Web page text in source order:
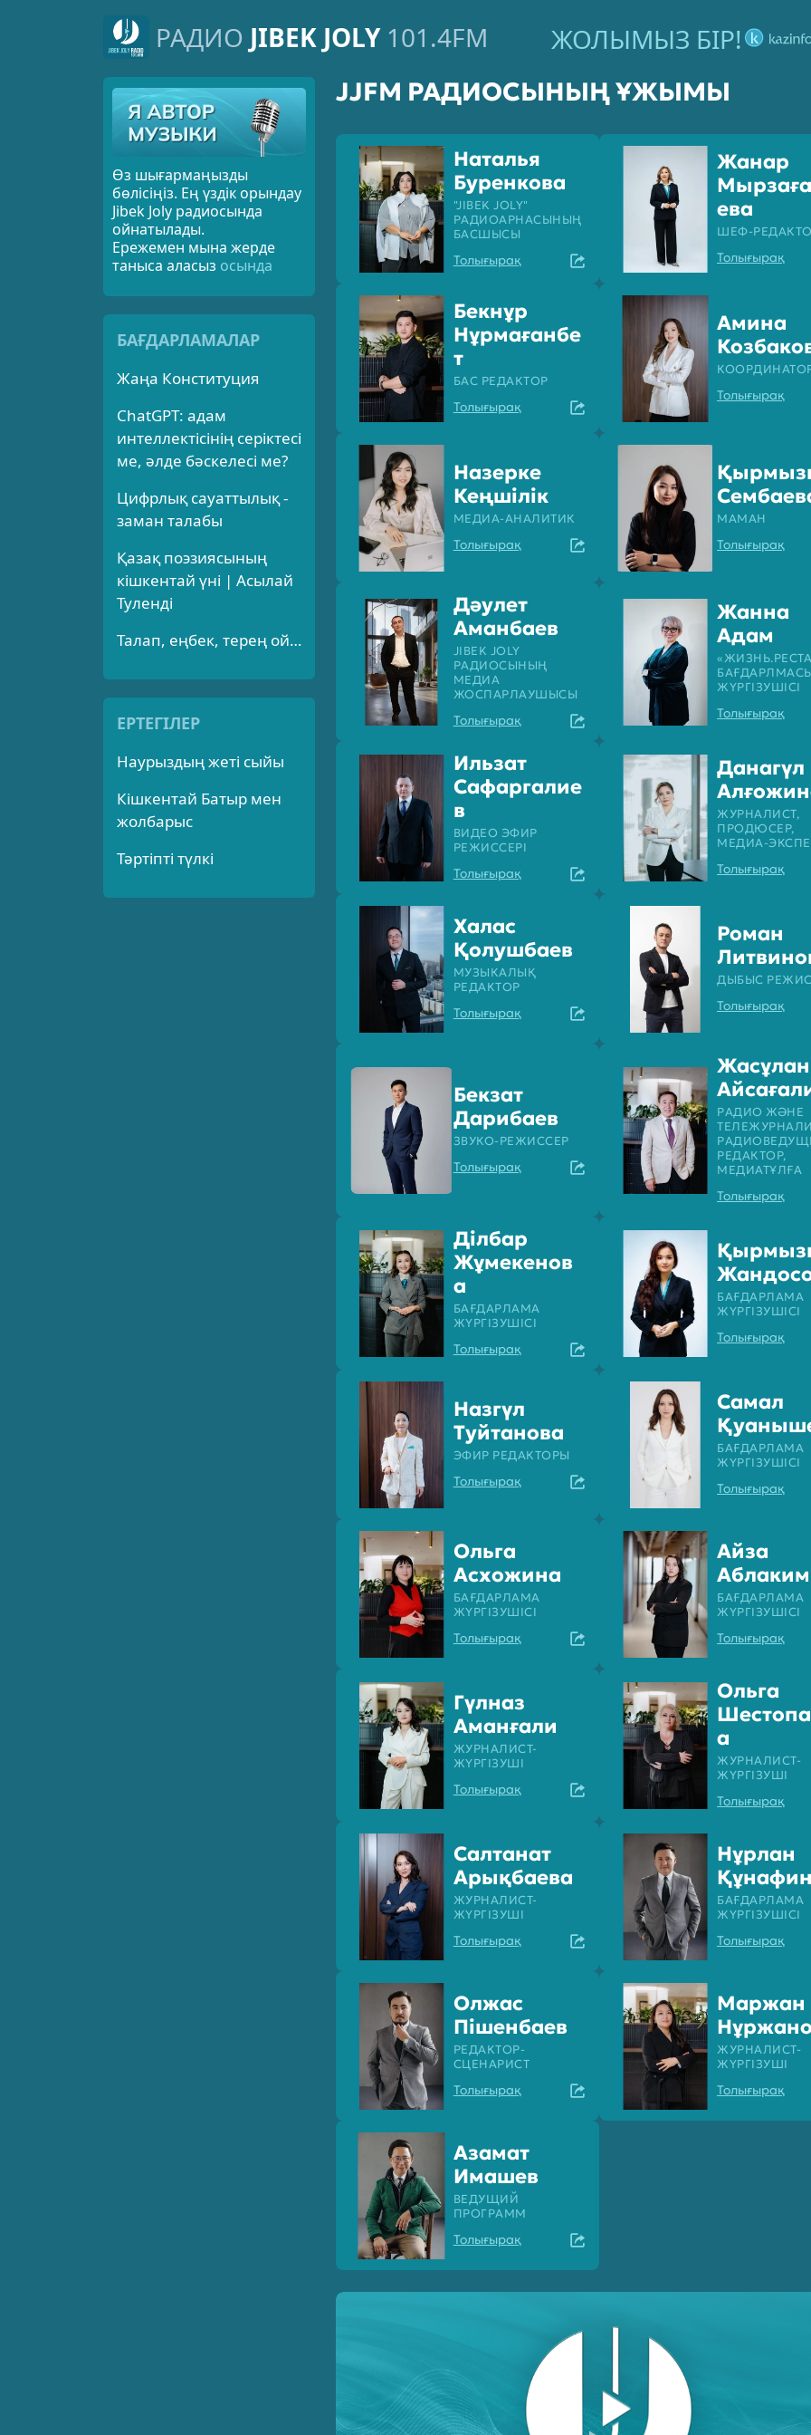
РАДИО JIBEK JOLY101.4FM ЖОЛЫМЫЗ БІР!
Өз шығармаңызды
бөлісіңіз. Ең үздік орындау
Jibek Joly радиосында
ойнатылады.
Ережемен мына жерде
таныса аласыз осында
БАҒДАРЛАМАЛАР
Жаңа Конституция
ChatGPT: адам
интеллектісінің серіктесі
ме, әлде бәскелесі ме?
Цифрлық сауаттылық -
заман талабы
Қазақ поэзиясының
кішкентай үні | Асылай
Туленді
Талап, еңбек, терең ой…
ЕРТЕГІЛЕР
Наурыздың жеті сыйы
Кішкентай Батыр мен
жолбарыс
Тәртіпті түлкі
JJFM РАДИОСЫНЫҢ ҰЖЫМЫ
Наталья
Буренкова
"JIBEK JOLY"
РАДИОАРНАСЫНЫҢ
БАСШЫСЫ
Толығырақ
Жанар
ева
ШЕФ-
Толығырақ
Бекнұр
Нұрмағанбе
т
БАС РЕДАКТОР
Толығырақ
Амина
Толығырақ
Назерке
Кеңшілік
МЕДИА-АНАЛИТИК
Толығырақ
МАМАН
Толығырақ
Дәулет
Аманбаев
JIBEK JOLY
РАДИОСЫНЫҢ
МЕДИА
ЖОСПАРЛАУШЫСЫ
Толығырақ
Жанна
Адам
ЖҮРГІЗУШІСІ
Толығырақ
Ильзат
Сафаргалие
в
ВИДЕО ЭФИР
РЕЖИССЕРІ
Толығырақ
Данагүл
ЖУРНАЛИСТ,
ПРОДЮСЕР,
МЕДИА-
Толығырақ
Халас
Қолушбаев
МУЗЫКАЛЫҚ
РЕДАКТОР
Толығырақ
Роман
ДЫБЫС
Толығырақ
Бекзат
Дарибаев
ЗВУКО-РЕЖИССЕР
Толығырақ
Жасұлан
РАДИО ЖӘНЕ
РЕДАКТОР,
МЕДИАТҰЛҒА
Толығырақ
Ділбар
Жұмекенов
а
БАҒДАРЛАМА
ЖҮРГІЗУШІСІ
Толығырақ
БАҒДАРЛАМА
ЖҮРГІЗУШІСІ
Толығырақ
Назгүл
Туйтанова
ЭФИР РЕДАКТОРЫ
Толығырақ
Самал
БАҒДАРЛАМА
ЖҮРГІЗУШІСІ
Толығырақ
Ольга
Асхожина
БАҒДАРЛАМА
ЖҮРГІЗУШІСІ
Толығырақ
Айза
Аблаким
БАҒДАРЛАМА
ЖҮРГІЗУШІСІ
Толығырақ
Гүлназ
Аманғали
ЖУРНАЛИСТ-
ЖҮРГІЗУШІ
Толығырақ
Ольга
а
ЖУРНАЛИСТ-
ЖҮРГІЗУШІ
Толығырақ
Салтанат
Арықбаева
ЖУРНАЛИСТ-
ЖҮРГІЗУШІ
Толығырақ
Нұрлан
Құнафин
БАҒДАРЛАМА
ЖҮРГІЗУШІСІ
Толығырақ
Олжас
Пішенбаев
РЕДАКТОР-
СЦЕНАРИСТ
Толығырақ
Маржан
ЖУРНАЛИСТ-
ЖҮРГІЗУШІ
Толығырақ
Азамат
Имашев
ВЕДУЩИЙ
ПРОГРАММ
Толығырақ